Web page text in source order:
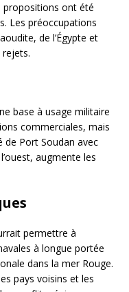
propositions ont été
Les préoccupations
de l’Égypte et
base à usage militaire
commerciales, mais
Port Soudan avec
augmente les
permettre à
à longue portée
dans la mer Rouge.
pays voisins et les